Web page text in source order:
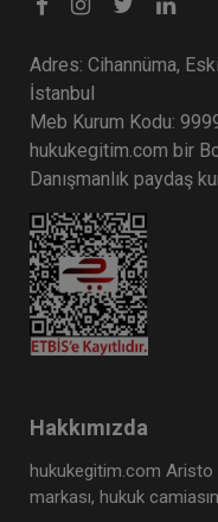
Adres: Cihannüma,
İstanbul
Meb Kurum Kodu:
hukukegitim.com bir
Danışmanlık paydaş
Hakkımızda
hukukegitim.com Aristo
markası, hukuk